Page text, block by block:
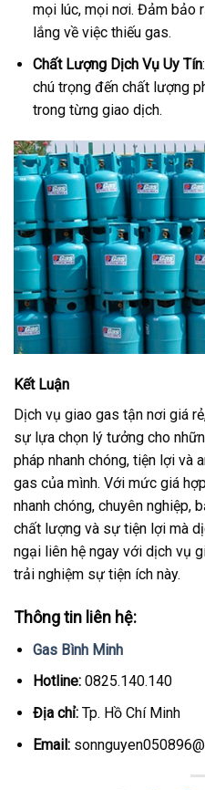
mọi lúc, mọi nơi. Đảm bảo
lắng về việc thiếu gas.
Chất Lượng Dịch Vụ Uy Tín
chú trọng đến chất lượng
trong từng giao dịch.
Kết Luận
Dịch vụ giao gas tận nơi giá
sự lựa chọn lý tưởng cho
pháp nhanh chóng, tiện lợi và
gas của mình. Với mức giá
nhanh chóng, chuyên nghiệp,
chất lượng và sự tiện lợi mà
ngại liên hệ ngay với dịch vụ
trải nghiệm sự tiện ích này.
Thông tin liên hệ:
Gas Bình Minh
Hotline:0825.140.140
Địa chỉ:Tp. Hồ Chí Minh
Email: